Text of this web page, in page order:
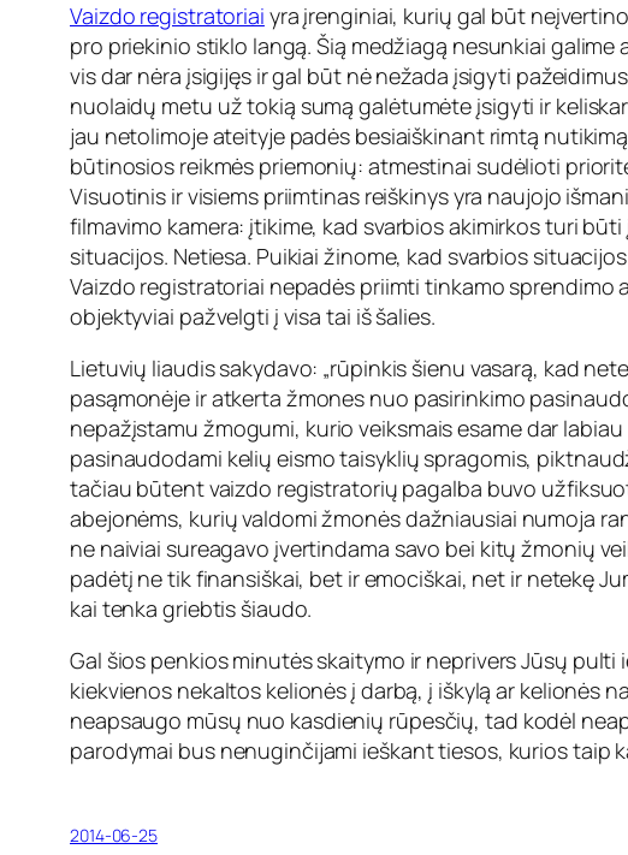
Vaizdo registratoriai yra įrenginiai, kurių gal būt
pro priekinio stiklo langą. Šią medžiagą nesunkiai
vis dar nėra įsigijęs ir gal būt nė nežada įsigyti
nuolaidų metu už tokią sumą galėtumėte įsigyti ir
jau netolimoje ateityje padės besiaiškinant rimtą
būtinosios reikmės priemonių: atmestinai sudėlioti
Visuotinis ir visiems priimtinas reiškinys yra naujojo
filmavimo kamera: įtikime, kad svarbios akimirkos turi
situacijos. Netiesa. Puikiai žinome, kad svarbios
Vaizdo registratoriai nepadės priimti tinkamo
objektyviai pažvelgti į visa tai iš šalies.
Lietuvių liaudis sakydavo: „rūpinkis šienu vasarą, kad
pasąmonėje ir atkerta žmones nuo pasirinkimo
nepažįstamu žmogumi, kurio veiksmais esame dar
pasinaudodami kelių eismo taisyklių spragomis,
tačiau būtent vaizdo registratorių pagalba buvo
abejonėms, kurių valdomi žmonės dažniausiai numoja
ne naiviai sureagavo įvertindama savo bei kitų žmonių
padėtį ne tik finansiškai, bet ir emociškai, net ir netekę
kai tenka griebtis šiaudo.
Gal šios penkios minutės skaitymo ir neprivers Jūsų
kiekvienos nekaltos kelionės į darbą, į iškylą ar kelionės
neapsaugo mūsų nuo kasdienių rūpesčių, tad kodėl
parodymai bus nenuginčijami ieškant tiesos, kurios taip
2014-06-25